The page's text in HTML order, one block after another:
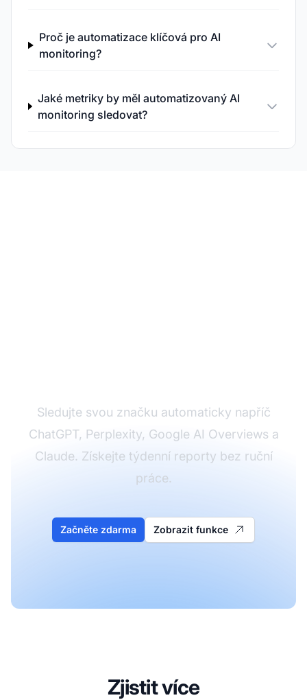
Proč je automatizace klíčová pro AI
monitoring?
Jaké metriky by měl automatizovaný AI
monitoring sledovat?
Sledujte svou značku automaticky napříč
ChatGPT, Perplexity, Google AI Overviews a
Claude. Získejte týdenní reporty bez ruční
práce.
Začněte zdarma Zobrazit funkce
Zjistit více